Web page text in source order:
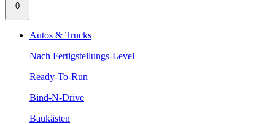
0
Autos & Trucks
Nach Fertigstellungs-Level
Ready-To-Run
Bind-N-Drive
Baukästen